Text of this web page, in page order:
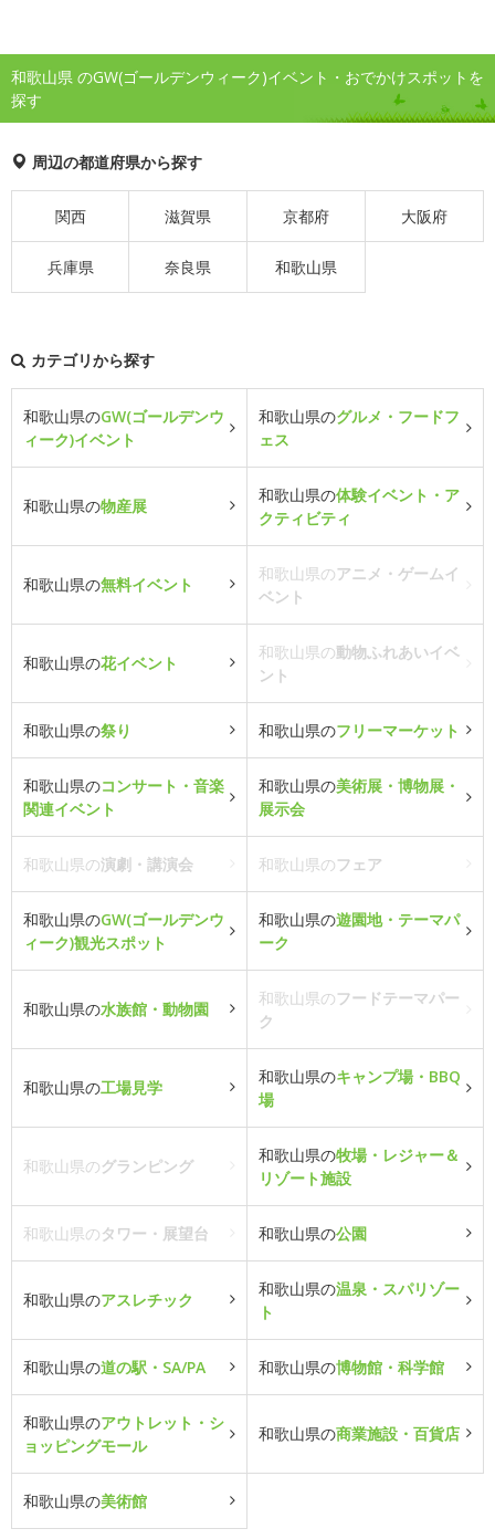
和歌山県 のGW(ゴールデンウィーク)イベント・おでかけスポットを
探す
周辺の都道府県から探す
関西 滋賀県 京都府 大阪府
兵庫県 奈良県 和歌山県
カテゴリから探す
和歌山県のGW(ゴールデンウ
ィーク)イベント
和歌山県のグルメ・フードフ
ェス
和歌山県の物産展
和歌山県の体験イベント・ア
クティビティ
和歌山県の無料イベント
和歌山県のアニメ・ゲームイ
ベント
和歌山県の花イベント
和歌山県の動物ふれあいイベ
ント
和歌山県の祭り 和歌山県のフリーマーケット
和歌山県のコンサート・音楽
関連イベント
和歌山県の美術展・博物展・
展示会
和歌山県の演劇・講演会 和歌山県のフェア
和歌山県のGW(ゴールデンウ
ィーク)観光スポット
和歌山県の遊園地・テーマパ
ーク
和歌山県の水族館・動物園
和歌山県のフードテーマパー
ク
和歌山県の工場見学
和歌山県のキャンプ場・BBQ
場
和歌山県のグランピング
和歌山県の牧場・レジャー＆
リゾート施設
和歌山県のタワー・展望台 和歌山県の公園
和歌山県のアスレチック
和歌山県の温泉・スパリゾー
ト
和歌山県の道の駅・SA/PA 和歌山県の博物館・科学館
和歌山県のアウトレット・シ
ョッピングモール
和歌山県の商業施設・百貨店
和歌山県の美術館